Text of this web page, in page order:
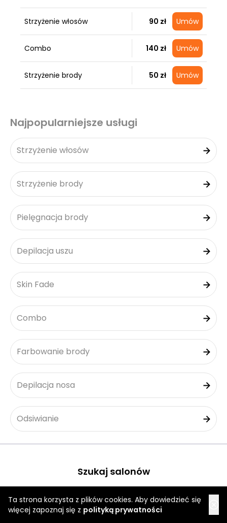
Ta strona korzysta z plików cookies. Aby dowiedzieć się
więcej zapoznaj się z polityką prywatności
Strzyżenie włosów 90 zł Umów
Combo 140 zł Umów
Strzyżenie brody 50 zł Umów
Najpopularniejsze usługi
Strzyżenie włosów
Strzyżenie brody
Pielęgnacja brody
Depilacja uszu
Skin Fade
Combo
Farbowanie brody
Depilacja nosa
Odsiwianie
Szukaj salonów
Rzeszów